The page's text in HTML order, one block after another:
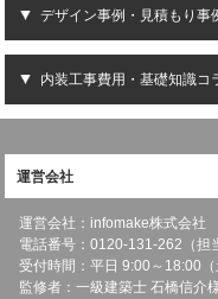
デザイン事例・見積もり事
内装工事費用・基礎知識コ
運営会社
運営会社：infomake株式会社
電話番号：0120-131-262（担
受付時間：平日 9:00～18:00（
監修者：一級建築士 石橋信介